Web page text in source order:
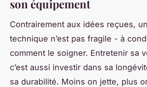
son équipement
Contrairement aux idées reçues,
technique n’est pas fragile - à
comment le soigner. Entretenir sa
c’est aussi investir dans sa
sa durabilité. Moins on jette, plus